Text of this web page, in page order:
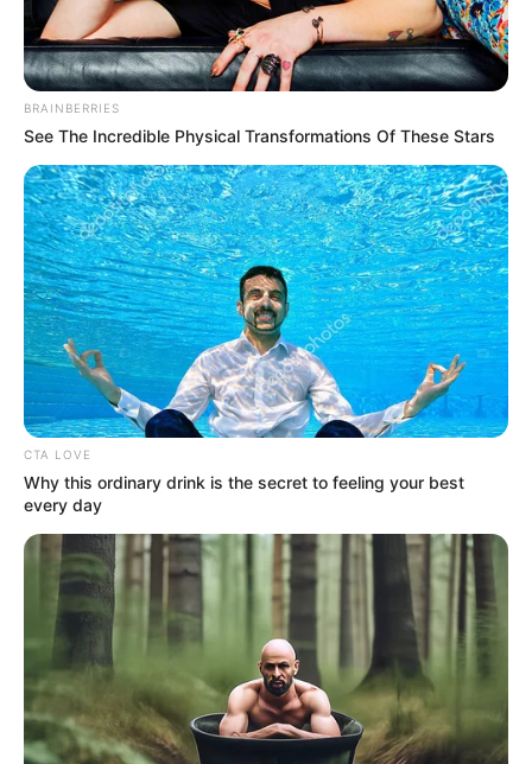
BRAINBERRIES
See The Incredible Physical Transformations Of These Stars
CTA LOVE
Why this ordinary drink is the secret to feeling your best
every day